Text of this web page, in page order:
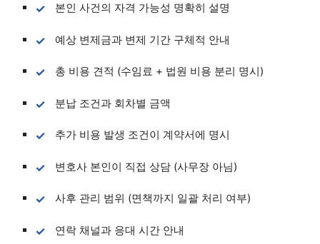
본인 사건의 자격 가능성 명확히 설명
예상 변제금과 변제 기간 구체적 안내
총 비용 견적 (수임료 + 법원 비용 분리 명시)
분납 조건과 회차별 금액
추가 비용 발생 조건이 계약서에 명시
변호사 본인이 직접 상담 (사무장 아님)
사후 관리 범위 (면책까지 일괄 처리 여부)
연락 채널과 응대 시간 안내